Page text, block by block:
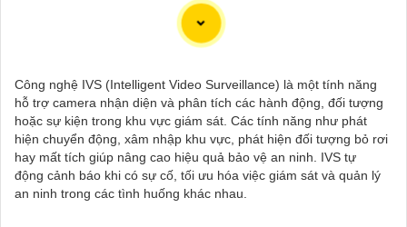
Chắc chắn! Dưới đây là một số tư vấn và giới thiệu về Camera
1:**Camera IP Wifi Ezviz C6CN**: - Camera IP PTZ xoay 360
độ, góc quay rộng. - Độ phân giải Full HD 1080p. - Hỗ trợ kết nối
không dây WiFi. - Tích hợp công nghệ hồng ngoại thông minh. -
Phù hợp để theo dõi khoảng cách xa.
📽2:**Camera Hikvision DS-2CD1021-I**: - Camera IP công
nghệ H.265+ tiết kiệm băng thông. - Độ phân giải 2MP
(1920x1080). - Hỗ trợ chống ngược sáng kỹ thuật số. - Thiết kế
Công nghệ IVS (Intelligent Video Surveillance) là một tính năng
hỗ trợ camera nhận diện và phân tích các hành động, đối tượng
hoặc sự kiện trong khu vực giám sát. Các tính năng như phát
hiện chuyển động, xâm nhập khu vực, phát hiện đối tượng bỏ rơi
hay mất tích giúp nâng cao hiệu quả bảo vệ an ninh. IVS tự
động cảnh báo khi có sự cố, tối ưu hóa việc giám sát và quản lý
an ninh trong các tình huống khác nhau.